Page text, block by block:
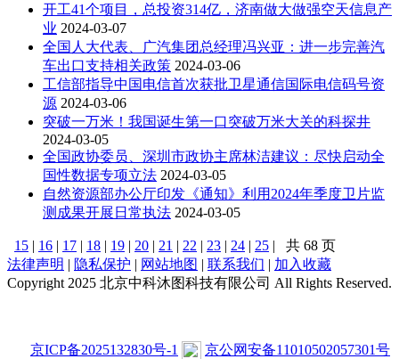
开工41个项目，总投资314亿，济南做大做强空天信息产
业 2024-03-07
全国人大代表、广汽集团总经理冯兴亚：进一步完善汽
车出口支持相关政策 2024-03-06
工信部指导中国电信首次获批卫星通信国际电信码号资
源 2024-03-06
突破一万米！我国诞生第一口突破万米大关的科探井
2024-03-05
全国政协委员、深圳市政协主席林洁建议：尽快启动全
国性数据专项立法 2024-03-05
自然资源部办公厅印发《通知》利用2024年季度卫片监
测成果开展日常执法 2024-03-05
15 | 16 | 17 | 18 | 19 | 20 | 21 | 22 | 23 | 24 | 25 |
共 68 页
法律声明 | 隐私保护 | 网站地图 | 联系我们 | 加入收藏
Copyright 2025 北京中科沐图科技有限公司 All Rights Reserved.
京ICP备2025132830号-1 京公网安备11010502057301号